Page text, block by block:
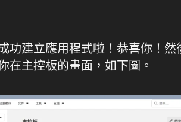
功建立應用程式啦！恭喜你！然
在主控板的畫面，如下圖。